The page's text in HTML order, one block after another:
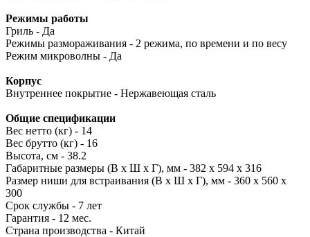
Режимы работы
Гриль - Да
Режимы размораживания - 2 режима, по времени и по весу
Режим микроволны - Да
Корпус
Внутреннее покрытие - Нержавеющая сталь
Общие спецификации
Вес нетто (кг) - 14
Вес брутто (кг) - 16
Высота, см - 38.2
Габаритные размеры (В x Ш x Г), мм - 382 х 594 х 316
Размер ниши для встраивания (В x Ш x Г), мм - 360 х 560 х
300
Срок службы - 7 лет
Гарантия - 12 мес.
Страна производства - Китай